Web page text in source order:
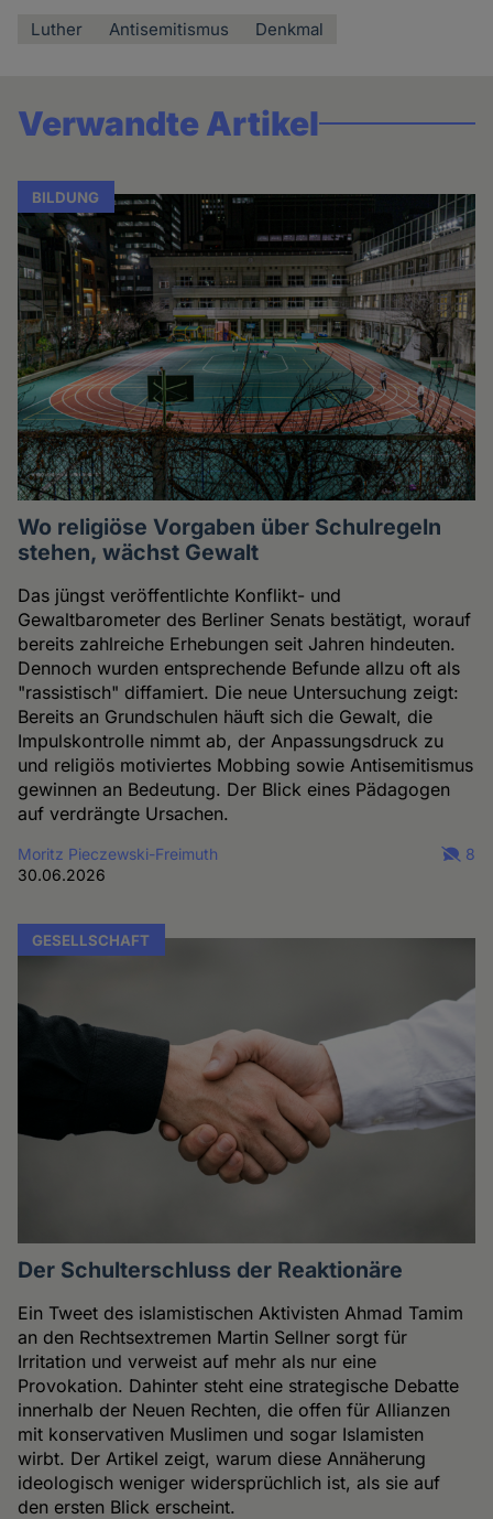
Luther Antisemitismus Denkmal
Verwandte Artikel
BILDUNG
Wo religiöse Vorgaben über Schulregeln
stehen, wächst Gewalt
Das jüngst veröffentlichte Konflikt- und
Gewaltbarometer des Berliner Senats bestätigt, worauf
bereits zahlreiche Erhebungen seit Jahren hindeuten.
Dennoch wurden entsprechende Befunde allzu oft als
"rassistisch" diffamiert. Die neue Untersuchung zeigt:
Bereits an Grundschulen häuft sich die Gewalt, die
Impulskontrolle nimmt ab, der Anpassungsdruck zu
und religiös motiviertes Mobbing sowie Antisemitismus
gewinnen an Bedeutung. Der Blick eines Pädagogen
auf verdrängte Ursachen.
Moritz Pieczewski-Freimuth
30.06.2026
8
GESELLSCHAFT
Der Schulterschluss der Reaktionäre
Ein Tweet des islamistischen Aktivisten Ahmad Tamim
an den Rechtsextremen Martin Sellner sorgt für
Irritation und verweist auf mehr als nur eine
Provokation. Dahinter steht eine strategische Debatte
innerhalb der Neuen Rechten, die offen für Allianzen
mit konservativen Muslimen und sogar Islamisten
wirbt. Der Artikel zeigt, warum diese Annäherung
ideologisch weniger widersprüchlich ist, als sie auf
den ersten Blick erscheint.